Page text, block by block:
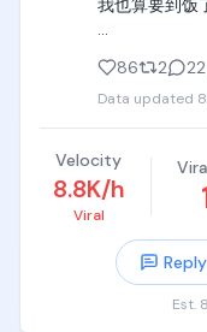
解说：「回転
圆木！这是最
音效：电机低
[00:21-00:26]
Close-up →
镜头：终点侧
变。
动作：管道
翻，她的重
我也算要到饭
以后我再也不
https://t.co/
86 2 22
Data updated
Velocity
8.8K/h
Viral
Est.